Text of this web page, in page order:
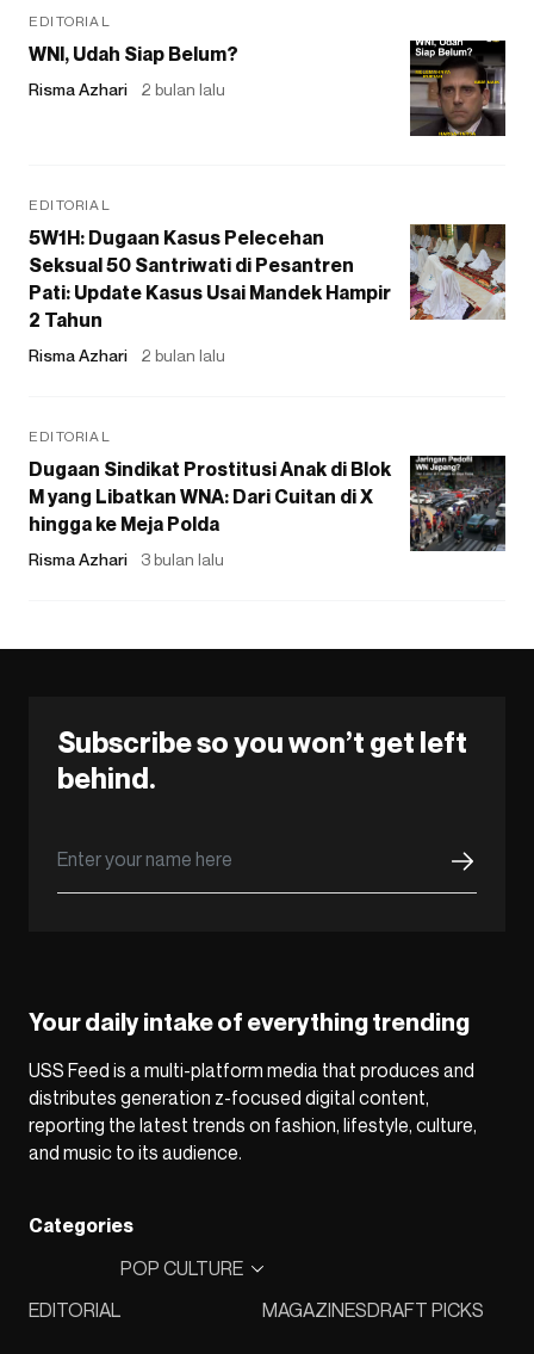
EDITORIAL
WNI, Udah Siap Belum?
Risma Azhari 2 bulan lalu
EDITORIAL
5W1H: Dugaan Kasus Pelecehan
Seksual 50 Santriwati di Pesantren
Pati: Update Kasus Usai Mandek Hampir
2 Tahun
Risma Azhari 2 bulan lalu
EDITORIAL
Dugaan Sindikat Prostitusi Anak di Blok
M yang Libatkan WNA: Dari Cuitan di X
hingga ke Meja Polda
Risma Azhari 3 bulan lalu
Subscribe so you won’t get left
behind.
Your daily intake of everything trending
USS Feed is a multi-platform media that produces and
distributes generation z-focused digital content,
reporting the latest trends on fashion, lifestyle, culture,
and music to its audience.
Categories
EDITORIAL
POP CULTURE
MAGAZINESDRAFT PICKS